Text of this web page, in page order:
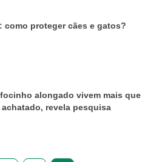
como proteger cães e gatos?
alongado vivem mais que
revela pesquisa